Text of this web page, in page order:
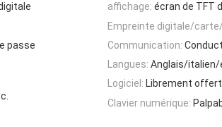
affichage: écran de TFT
Empreinte digitale/
passe Communication:
Langues: Anglais/
Logiciel: Librement offert
Clavier numérique: